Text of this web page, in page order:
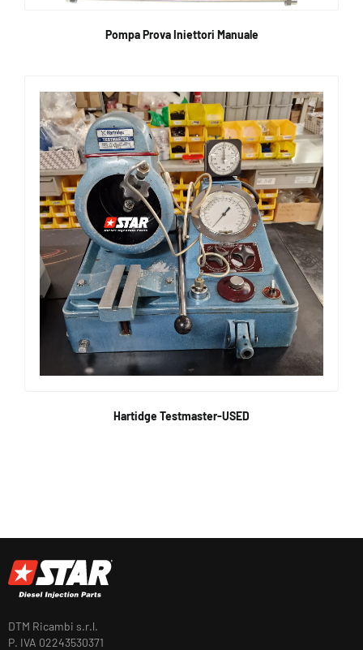
Pompa Prova Iniettori Manuale
Hartidge Testmaster-USED
DTM Ricambi s.r.l.
P. IVA 02243530371